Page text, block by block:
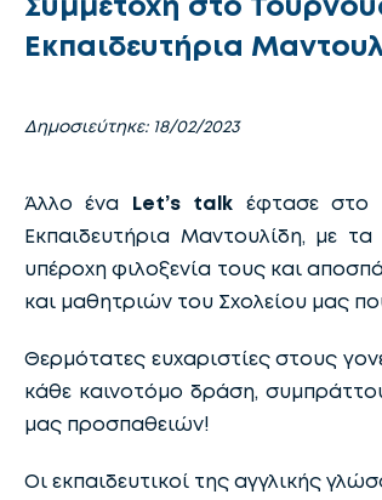
Εκπαιδευτήρια
Δημοσιεύτηκε: 18/02/2023
Άλλο ένα Let’s talk έφτασε στο
Εκπαιδευτήρια Μαντουλίδη, με
υπέροχη φιλοξενία τους και
και μαθητριών του Σχολείου μας
Θερμότατες ευχαριστίες στους
κάθε καινοτόμο δράση,
μας προσπαθειών!
Οι εκπαιδευτικοί της αγγλικής